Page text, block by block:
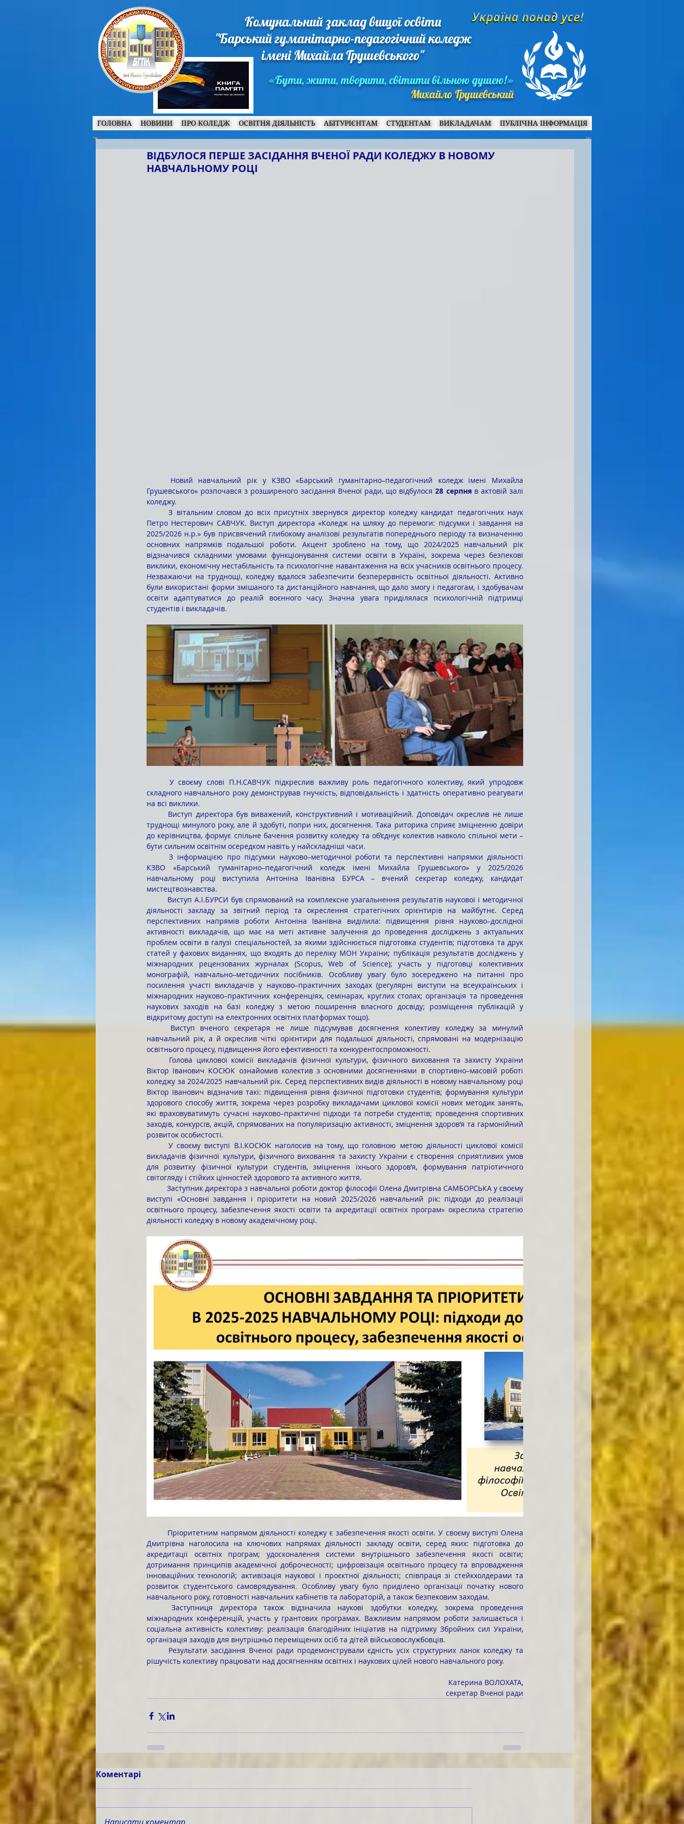
Комунальний заклад вищої освіти
"Барський гуманітарно-педагогічний коледж
імені Михайла Грушевського"
«Бути, жити, творити, світити вільною душею!»
Михайло Грушевський
ГОЛОВНА НОВИНИ ПРО КОЛЕДЖ ОСВІТНЯ ДІЯЛЬНІСТЬ АБІТУРІЄНТАМ СТУДЕНТАМ ВИКЛАДАЧАМ ПУБЛІЧНА ІНФОРМАЦІЯ
ВІДБУЛОСЯ ПЕРШЕ ЗАСІДАННЯ ВЧЕНОЇ РАДИ КОЛЕДЖУ В НОВОМУ
НАВЧАЛЬНОМУ РОЦІ
Грушевського» розпочався з розширеного засідання Вченої ради, що відбулося 28 серпня в актовій залі
коледжу.
	З вітальним словом до всіх присутніх звернувся директор коледжу кандидат педагогічних наук
Петро Нестерович САВЧУК. Виступ директора «Коледж на шляху до перемоги: підсумки і завдання на
2025/2026 н.р.» був присвячений глибокому аналізові результатів попереднього періоду та визначенню
основних напрямків подальшої роботи. Акцент зроблено на тому, що 2024/2025 навчальний рік
відзначився складними умовами функціонування системи освіти в Україні, зокрема через безпекові
виклики, економічну нестабільність та психологічне навантаження на всіх учасників освітнього процесу.
Незважаючи на труднощі, коледжу вдалося забезпечити безперервність освітньої діяльності. Активно
були використані форми змішаного та дистанційного навчання, що дало змогу і педагогам, і здобувачам
освіти адаптуватися до реалій воєнного часу. Значна увага приділялася психологічній підтримці
студентів і викладачів.
складного навчального року демонстрував гнучкість, відповідальність і здатність оперативно реагувати
на всі виклики.
труднощі минулого року, але й здобуті, попри них, досягнення. Така риторика сприяє зміцненню довіри
до керівництва, формує спільне бачення розвитку коледжу та об’єднує колектив навколо спільної мети –
бути сильним освітнім осередком навіть у найскладніші часи.
КЗВО «Барський гуманітарно–педагогічний коледж імені Михайла Грушевського» у 2025/2026
навчальному році виступила Антоніна Іванівна БУРСА – вчений секретар коледжу, кандидат
мистецтвознавства.
діяльності закладу за звітний період та окреслення стратегічних орієнтирів на майбутнє. Серед
перспективних напрямів роботи Антоніна Іванівна виділила: підвищення рівня науково–дослідної
активності викладачів, що має на меті активне залучення до проведення досліджень з актуальних
проблем освіти в галузі спеціальностей, за якими здійснюється підготовка студентів; підготовка та друк
статей у фахових виданнях, що входять до переліку МОН України; публікація результатів досліджень у
міжнародних рецензованих журналах (Scopus, Web of Science); участь у підготовці колективних
монографій, навчально–методичних посібників. Особливу увагу було зосереджено на питанні про
посилення участі викладачів у науково–практичних заходах (регулярні виступи на всеукраїнських і
міжнародних науково–практичних конференціях, семінарах, круглих столах; організація та проведення
наукових заходів на базі коледжу з метою поширення власного досвіду; розміщення публікацій у
відкритому доступі на електронних освітніх платформах тощо).
навчальний рік, а й окреслив чіткі орієнтири для подальшої діяльності, спрямовані на модернізацію
освітнього процесу, підвищення його ефективності та конкурентоспроможності.
Віктор Іванович КОСЮК ознайомив колектив з основними досягненнями в спортивно–масовій роботі
коледжу за 2024/2025 навчальний рік. Серед перспективних видів діяльності в новому навчальному році
Віктор Іванович відзначив такі: підвищення рівня фізичної підготовки студентів; формування культури
здорового способу життя, зокрема через розробку викладачами циклової комісії нових методик занять,
які враховуватимуть сучасні науково–практичні підходи та потреби студентів; проведення спортивних
заходів, конкурсів, акцій, спрямованих на популяризацію активності, зміцнення здоров’я та гармонійний
розвиток особистості.
	У своєму виступі В.І.КОСЮК наголосив на тому, що головною метою діяльності циклової комісії
викладачів фізичної культури, фізичного виховання та захисту України є створення сприятливих умов
для розвитку фізичної культури студентів, зміцнення їхнього здоров’я, формування патріотичного
світогляду і стійких цінностей здорового та активного життя.
виступі «Основні завдання і пріоритети на новий 2025/2026 навчальний рік: підходи до реалізації
освітнього процесу, забезпечення якості освіти та акредитації освітніх програм» окреслила стратегію
діяльності коледжу в новому академічному році.
Дмитрівна наголосила на ключових напрямах діяльності закладу освіти, серед яких: підготовка до
акредитації освітніх програм; удосконалення системи внутрішнього забезпечення якості освіти;
дотримання принципів академічної доброчесності; цифровізація освітнього процесу та впровадження
інноваційних технологій; активізація наукової і проєктної діяльності; співпраця зі стейкхолдерами та
розвиток студентського самоврядування. Особливу увагу було приділено організації початку нового
навчального року, готовності навчальних кабінетів та лабораторій, а також безпековим заходам.
	Заступниця директора також відзначила наукові здобутки коледжу, зокрема проведення
міжнародних конференцій, участь у грантових програмах. Важливим напрямом роботи залишається і
соціальна активність колективу: реалізація благодійних ініціатив на підтримку Збройних сил України,
організація заходів для внутрішньо переміщених осіб та дітей військовослужбовців.
рішучість колективу працювати над досягненням освітніх і наукових цілей нового навчального року.
Катерина ВОЛОХАТА,
секретар Вченої ради
Коментарі